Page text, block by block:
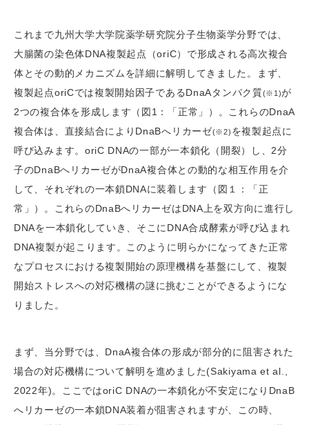
これまで九州大学大学院薬学研究院分子生物薬学分野では、
大腸菌の染色体DNA複製起点（oriC）で形成される高次複合
体とその動的メカニズムを詳細に解明してきました。まず、
複製起点oriCでは複製開始因子であるDnaAタンパク質(※1)が
2つの複合体を形成します（図1：「正常」）。これらのDnaA
複合体は、直接結合によりDnaBへリカーゼ(※2) を複製起点に
呼び込みます。oriC DNAの一部が一本鎖化（開裂）し、2分
子のDnaBへリカーゼがDnaA複合体との動的な相互作用を介
して、それぞれの一本鎖DNAに装着します（図１：「正
常」）。これらのDnaBへリカーゼはDNA上を双方向に進行し
DNAを一本鎖化していき、そこにDNA合成酵素が呼び込まれ
DNA複製が起こります。このように明らかになってきた正常
なプロセスにおける複製開始の原理機構を基盤にして、複製
開始ストレスへの対応機構の謎に挑むことができるようにな
りました。
まず、当分野では、DnaA複合体の形成が部分的に阻害された
場合の対応機構について解明を進めました(Sakiyama et al.,
2022年)。ここではoriC DNAの一本鎖化が不安定になりDnaB
へリカーゼの一本鎖DNA装着が阻害されますが、この時、